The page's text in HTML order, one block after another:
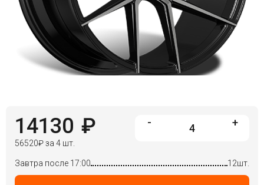
14130 ₽
56520₽за 4 шт.
- +
Завтра после 17:00 12шт.